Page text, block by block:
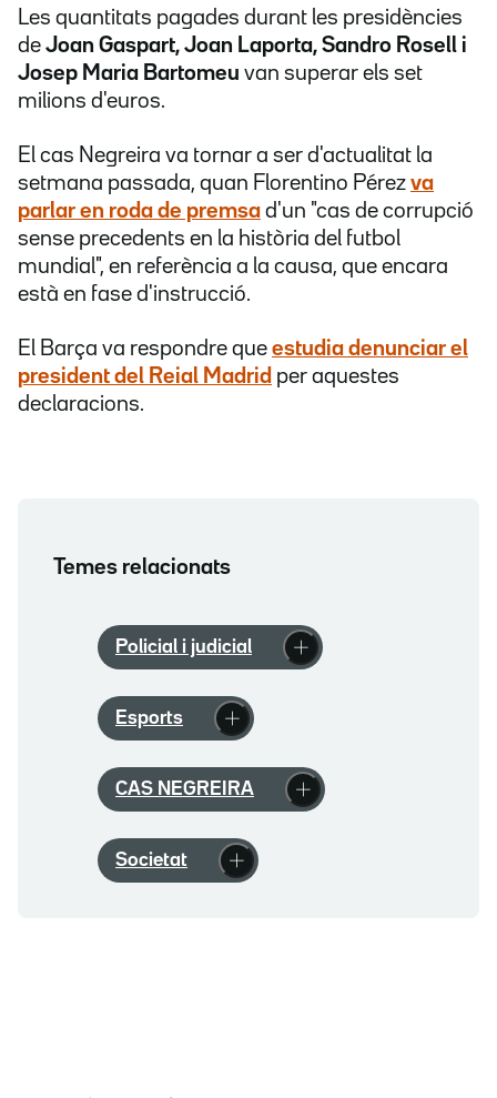
Les quantitats pagades durant les presidències
de Joan Gaspart, Joan Laporta, Sandro Rosell i
Josep Maria Bartomeu van superar els set
milions d'euros.
El cas Negreira va tornar a ser d'actualitat la
setmana passada, quan Florentino Pérez va
parlar en roda de premsa d'un "cas de corrupció
sense precedents en la història del futbol
mundial", en referència a la causa, que encara
està en fase d'instrucció.
El Barça va respondre que estudia denunciar el
president del Reial Madrid per aquestes
declaracions.
Temes relacionats
Policial i judicial
Esports
CAS NEGREIRA
Societat